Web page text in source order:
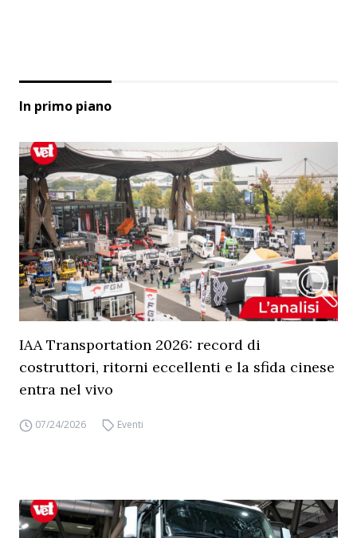
In primo piano
IAA Transportation 2026: record di
costruttori, ritorni eccellenti e la sfida cinese
entra nel vivo
07/24/2026 Eventi